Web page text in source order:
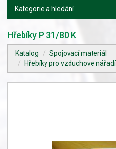
Kategorie a hledání
Hřebíky P 31/80 K
Katalog
Spojovací materiál
Hřebíky pro vzduchové nářadí